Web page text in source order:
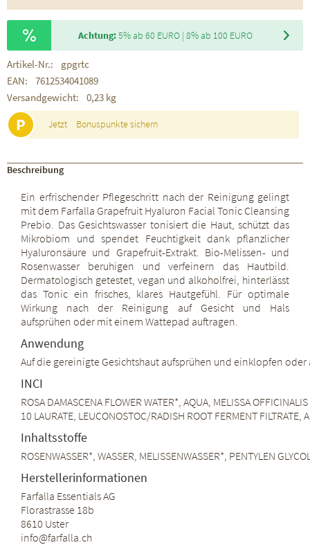
Achtung:5% ab 60 EURO | 8% ab 100 EURO
Artikel-Nr.:
gpgrtc
EAN:
7612534041089
Versandgewicht:
0,23 kg
P Jetzt Bonuspunkte sichern
Beschreibung
Ein erfrischender Pflegeschritt nach der Reinigung gelingt
mit dem Farfalla Grapefruit Hyaluron Facial Tonic Cleansing
Prebio. Das Gesichtswasser tonisiert die Haut, schützt das
Mikrobiom und spendet Feuchtigkeit dank pflanzlicher
Hyaluronsäure und Grapefruit-Extrakt. Bio-Melissen- und
Rosenwasser beruhigen und verfeinern das Hautbild.
Dermatologisch getestet, vegan und alkoholfrei, hinterlässt
das Tonic ein frisches, klares Hautgefühl. Für optimale
Wirkung nach der Reinigung auf Gesicht und Hals
aufsprühen oder mit einem Wattepad auftragen.
Anwendung
Auf die gereinigte Gesichtshaut aufsprühen und einklopfen
INCI
ROSA DAMASCENA FLOWER WATER*, AQUA, MELISSA
10 LAURATE, LEUCONOSTOC/RADISH ROOT FERMENT
Inhaltsstoffe
ROSENWASSER*, WASSER, MELISSENWASSER*, PENTYLEN
Herstellerinformationen
Farfalla Essentials AG
Florastrasse 18b
8610 Uster
info@farfalla.ch